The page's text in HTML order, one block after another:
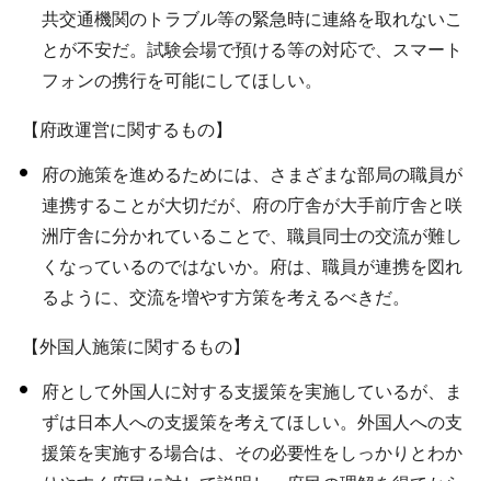
共交通機関のトラブル等の緊急時に連絡を取れないこ
とが不安だ。試験会場で預ける等の対応で、スマート
フォンの携行を可能にしてほしい。
【府政運営に関するもの】
府の施策を進めるためには、さまざまな部局の職員が
連携することが大切だが、府の庁舎が大手前庁舎と咲
洲庁舎に分かれていることで、職員同士の交流が難し
くなっているのではないか。府は、職員が連携を図れ
るように、交流を増やす方策を考えるべきだ。
【外国人施策に関するもの】
府として外国人に対する支援策を実施しているが、ま
ずは日本人への支援策を考えてほしい。外国人への支
援策を実施する場合は、その必要性をしっかりとわか